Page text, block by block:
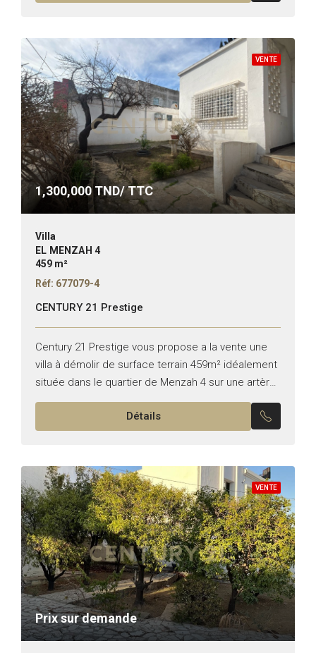
VENTE
1,300,000 TND/ TTC
Villa
EL MENZAH 4
459 m²
Réf: 677079-4
CENTURY 21 Prestige
Century 21 Prestige vous propose a la vente une
villa à démolir de surface terrain 459m² idéalement
située dans le quartier de Menzah 4 sur une artère
principale bénéficiant d’une bonne visibilité...
Détails
VENTE
Prix sur demande